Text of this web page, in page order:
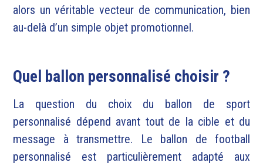
alors un véritable vecteur de communication, bien
au-delà d’un simple objet promotionnel.
Quel ballon personnalisé choisir ?
La question du choix du ballon de sport
personnalisé dépend avant tout de la cible et du
message à transmettre. Le ballon de football
personnalisé est particulièrement adapté aux